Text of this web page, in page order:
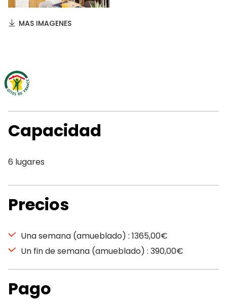
MAS IMAGENES
Capacidad
6 lugares
Precios
Una semana (amueblado) : 1365,00€
Un fin de semana (amueblado) : 390,00€
Pago